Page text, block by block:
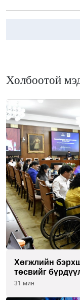
Холбоотой
Хөгжлийн
төсвийг
өрнүүлж байна
31 мин